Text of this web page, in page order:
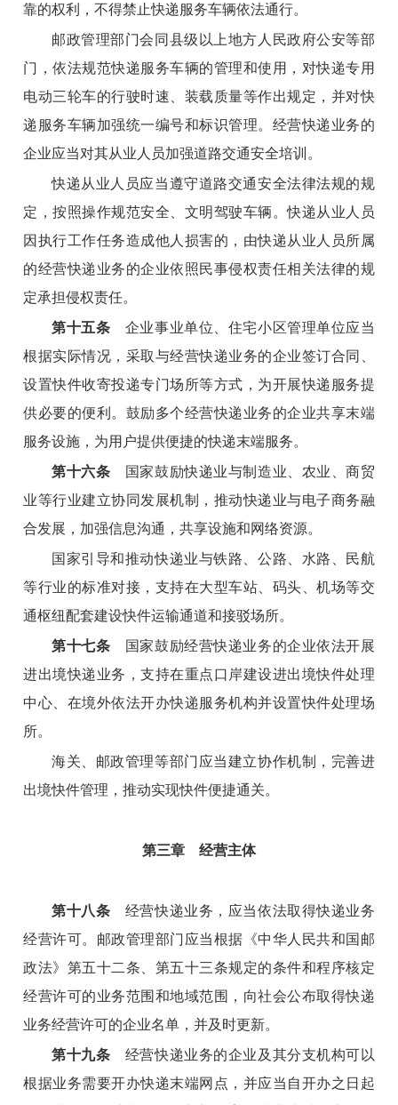
靠的权利，不得禁止快递服务车辆依法通行。
邮政管理部门会同县级以上地方人民政府公安等部
门，依法规范快递服务车辆的管理和使用，对快递专用
电动三轮车的行驶时速、装载质量等作出规定，并对快
递服务车辆加强统一编号和标识管理。经营快递业务的
企业应当对其从业人员加强道路交通安全培训。
快递从业人员应当遵守道路交通安全法律法规的规
定，按照操作规范安全、文明驾驶车辆。快递从业人员
因执行工作任务造成他人损害的，由快递从业人员所属
的经营快递业务的企业依照民事侵权责任相关法律的规
定承担侵权责任。
第十五条 企业事业单位、住宅小区管理单位应当
根据实际情况，采取与经营快递业务的企业签订合同、
设置快件收寄投递专门场所等方式，为开展快递服务提
供必要的便利。鼓励多个经营快递业务的企业共享末端
服务设施，为用户提供便捷的快递末端服务。
第十六条 国家鼓励快递业与制造业、农业、商贸
业等行业建立协同发展机制，推动快递业与电子商务融
合发展，加强信息沟通，共享设施和网络资源。
国家引导和推动快递业与铁路、公路、水路、民航
等行业的标准对接，支持在大型车站、码头、机场等交
通枢纽配套建设快件运输通道和接驳场所。
第十七条 国家鼓励经营快递业务的企业依法开展
进出境快递业务，支持在重点口岸建设进出境快件处理
中心、在境外依法开办快递服务机构并设置快件处理场
所。
海关、邮政管理等部门应当建立协作机制，完善进
出境快件管理，推动实现快件便捷通关。
第三章 经营主体
第十八条 经营快递业务，应当依法取得快递业务
经营许可。邮政管理部门应当根据《中华人民共和国邮
政法》第五十二条、第五十三条规定的条件和程序核定
经营许可的业务范围和地域范围，向社会公布取得快递
业务经营许可的企业名单，并及时更新。
第十九条 经营快递业务的企业及其分支机构可以
根据业务需要开办快递末端网点，并应当自开办之日起